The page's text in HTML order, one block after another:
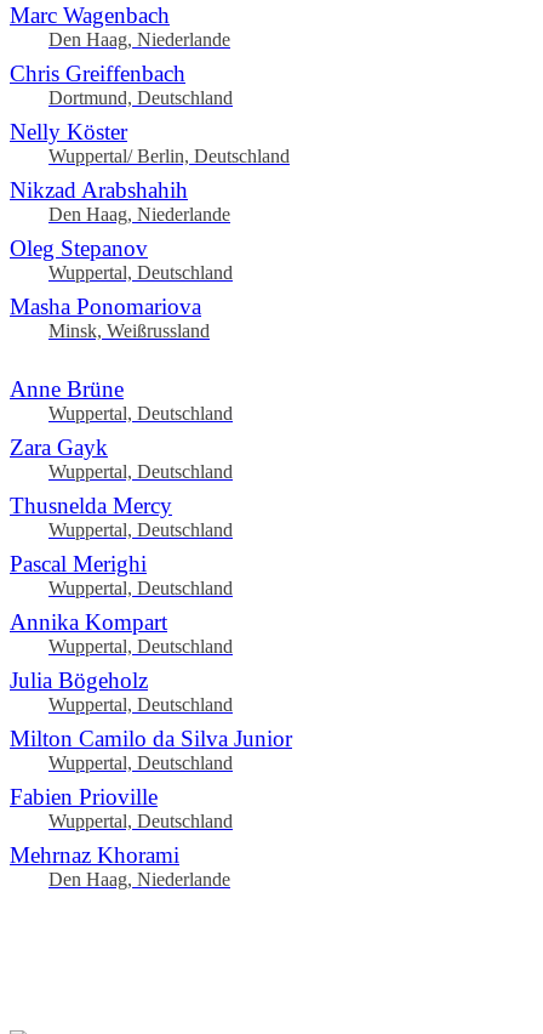
Marc Wagenbach
Den Haag, Niederlande
Chris Greiffenbach
Dortmund, Deutschland
Nelly Köster
Wuppertal/ Berlin, Deutschland
Nikzad Arabshahih
Den Haag, Niederlande
Oleg Stepanov
Wuppertal, Deutschland
Masha Ponomariova
Minsk, Weißrussland
Anne Brüne
Wuppertal, Deutschland
Zara Gayk
Wuppertal, Deutschland
Thusnelda Mercy
Wuppertal, Deutschland
Pascal Merighi
Wuppertal, Deutschland
Annika Kompart
Wuppertal, Deutschland
Julia Bögeholz
Wuppertal, Deutschland
Milton Camilo da Silva Junior
Wuppertal, Deutschland
Fabien Prioville
Wuppertal, Deutschland
Mehrnaz Khorami
Den Haag, Niederlande